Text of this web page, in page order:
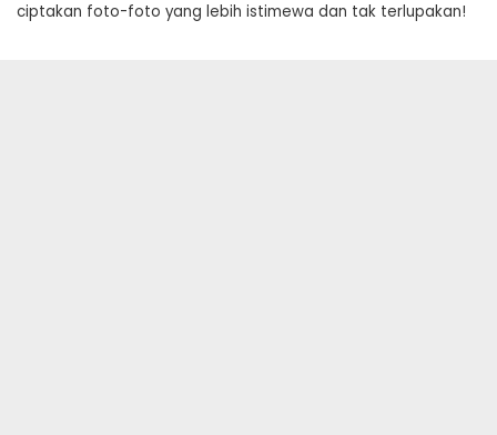
ciptakan foto-foto yang lebih istimewa dan tak terlupakan!